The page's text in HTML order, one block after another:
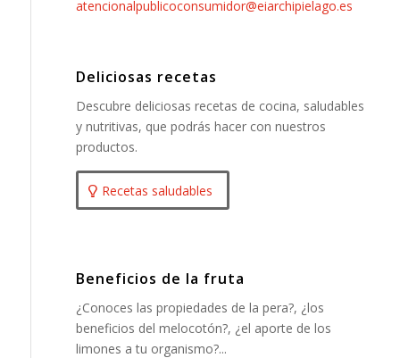
atencionalpublicoconsumidor@eiarchipielago.es
Deliciosas recetas
Descubre deliciosas recetas de cocina, saludables
y nutritivas, que podrás hacer con nuestros
productos.
Recetas saludables
Beneficios de la fruta
¿Conoces las propiedades de la pera?, ¿los
beneficios del melocotón?, ¿el aporte de los
limones a tu organismo?...